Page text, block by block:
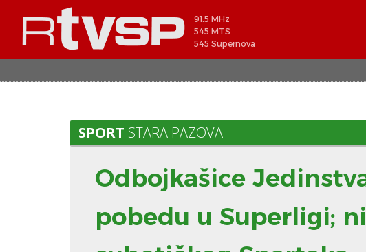
91.5 MHz
545 MTS
545 Supernova
SPORT STARA PAZOVA
Odbojkašice
pobedu u Superligi;